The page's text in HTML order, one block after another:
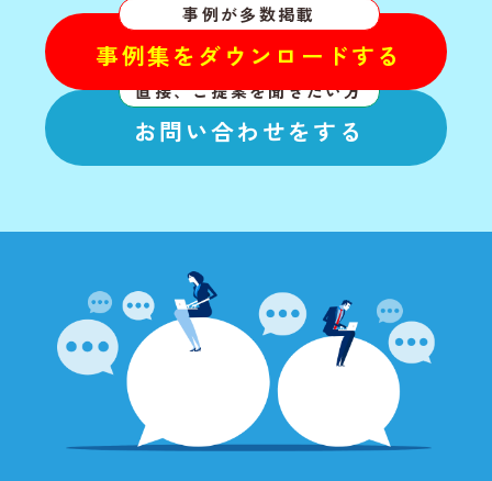
直接、ご提案を聞きたい方
お問い合わせをする
事例が多数掲載
事例集をダウンロードする